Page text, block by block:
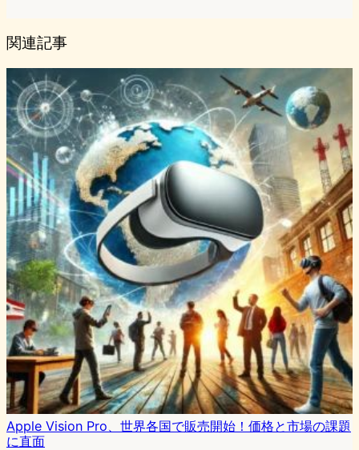
関連記事
Apple Vision Pro、世界各国で販売開始！価格と市場の課題
に直面